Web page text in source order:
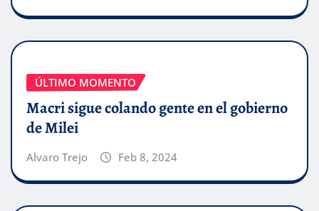
ÚLTIMO MOMENTO
Macri sigue colando gente en el gobierno
de Milei
Alvaro Trejo Feb 8, 2024